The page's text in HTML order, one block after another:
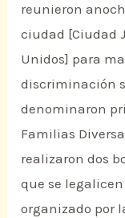
reunieron
ciudad [Ciudad
Unidos] para
discriminación
denominaron
Familias
realizaron dos
que se
organizado por